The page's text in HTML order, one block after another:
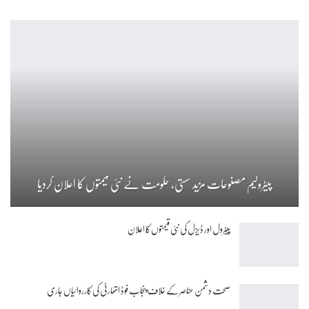
پیٹرولیم مصنوعات مزید سستی، حکومت نے نئی قیمتوں کا اعلان کردیا
پیٹرول اور ڈیزل کی نئی قیمتوں کا اعلان
صحت دشمن عناصر کے خلاف پنجاب فوڈ اتھارٹی کی کارروائیاں جاری